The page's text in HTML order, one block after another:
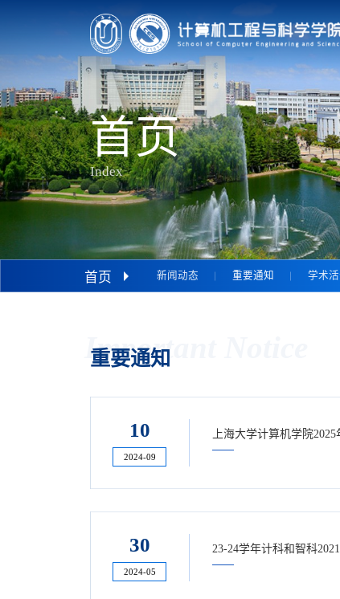
首页
Index
首页 新闻动态 重要通知 学术
Important Notice
重要通知
10
2024-09
上海大学计算机学院
30
2024-05
23-24学年计科和智科